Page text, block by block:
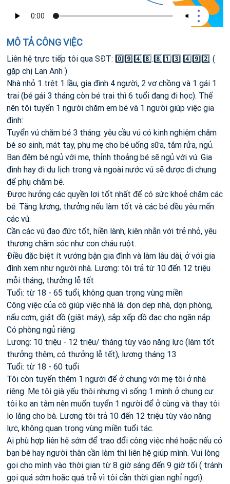
MÔ TẢ CÔNG VIỆC
Liên hệ trực tiếp tôi qua SĐT: 0️⃣9️⃣4️⃣8️⃣.8️⃣1️⃣3️⃣.4️⃣9️⃣2️⃣ (
gặp chị Lan Anh )
Nhà nhỏ 1 trệt 1 lầu, gia đình 4 người, 2 vợ chồng và 1 gái 1
trai (bé gái 3 tháng còn bé trai thì 6 tuổi đang đi học). Thế
nên tôi tuyển 1 người chăm em bé và 1 người giúp việc gia
đình:
Tuyển vú chăm bé 3 tháng: yêu cầu vú có kinh nghiệm chăm
bé sơ sinh, mát tay, phụ mẹ cho bé uống sữa, tắm rửa, ngủ.
Ban đêm bé ngủ với mẹ, thỉnh thoảng bé sẽ ngủ với vú. Gia
đình hay đi du lịch trong và ngoài nước vú sẽ được đi chung
để phụ chăm bé.
Được hưởng các quyền lợi tốt nhất để có sức khoẻ chăm các
bé. Tăng lương, thưởng nếu làm tốt và các bé đều yêu mến
các vú.
Cần các vú đạo đức tốt, hiền lành, kiên nhẫn với trẻ nhỏ, yêu
thương chăm sóc như con cháu ruột.
Điều đặc biệt ít vướng bận gia đình và làm lâu dài, ở với gia
đình xem như người nhà. Lương: tôi trả từ 10 đến 12 triệu
mỗi tháng, thưởng lễ tết
Tuổi: từ 18 - 65 tuổi, không quan trọng vùng miền
Công việc của cô giúp việc nhà là: dọn dẹp nhà, dọn phòng,
nấu cơm, giặt đồ (giặt máy), sắp xếp đồ đạc cho ngăn nắp.
Có phòng ngủ riêng
Lương: 10 triệu - 12 triệu/ tháng tùy vào năng lực (làm tốt
thưởng thêm, có thưởng lễ tết), lương tháng 13
Tuổi: từ 18 - 60 tuổi
Tôi còn tuyển thêm 1 người để ở chung với mẹ tôi ở nhà
riêng. Mẹ tôi già yếu thôi nhưng vì sống 1 mình ở chung cư
tôi ko an tâm nên muốn tuyển 1 người để ở cùng và thay tôi
lo lắng cho bà. Lương tôi trả 10 đến 12 triệu tùy vào năng
lực, không quan trọng vùng miền tuổi tác.
Ai phù hợp liên hệ sớm để trao đổi công việc nhé hoặc nếu có
bạn bè hay người thân cần làm thì liên hệ giúp mình. Vui lòng
gọi cho mình vào thời gian từ 8 giờ sáng đến 9 giờ tối ( tránh
gọi quá sớm hoặc quá trễ vì tôi cần thời gian nghỉ ngơi).